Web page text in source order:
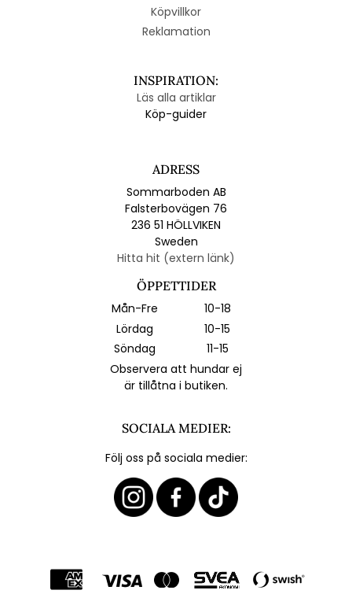
Köpvillkor
Reklamation
INSPIRATION:
Läs alla artiklar
Köp-guider
ADRESS
Sommarboden AB
Falsterbovägen 76
236 51 HÖLLVIKEN
Sweden
Hitta hit (extern länk)
ÖPPETTIDER
Mån-Fre
10-18
Lördag
10-15
Söndag
11-15
Observera att hundar ej
är tillåtna i butiken.
SOCIALA MEDIER:
Följ oss på sociala medier: